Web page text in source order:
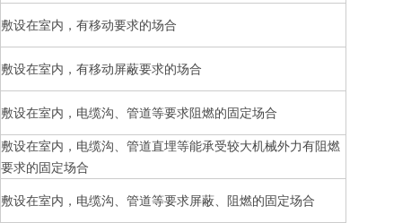
敷设在室内，有移动要求的场合
敷设在室内，有移动屏蔽要求的场合
敷设在室内，电缆沟、管道等要求阻燃的固定场合
敷设在室内，电缆沟、管道直埋等能承受较大机械外力有阻燃
要求的固定场合
敷设在室内，电缆沟、管道等要求屏蔽、阻燃的固定场合